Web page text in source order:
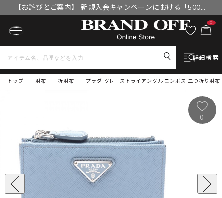
【お詫びとご案内】 新規入会キャンペーンにおける「500円
OFFクーポン」付与漏れと補填について
0
詳細検索
トップ プラダ グレーストライアングル エンボス 二つ折り財
財布 折財布
0